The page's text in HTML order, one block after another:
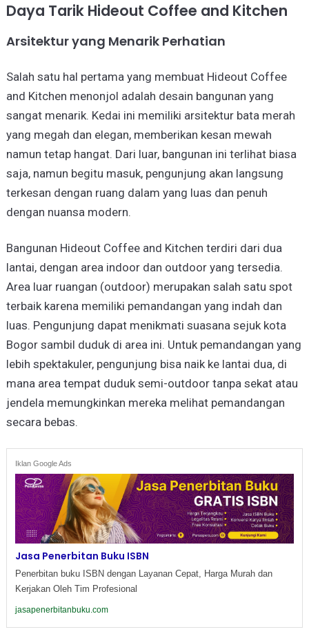
Daya Tarik Hideout Coffee and Kitchen
Arsitektur yang Menarik Perhatian
Salah satu hal pertama yang membuat Hideout Coffee
and Kitchen menonjol adalah desain bangunan yang
sangat menarik. Kedai ini memiliki arsitektur bata merah
yang megah dan elegan, memberikan kesan mewah
namun tetap hangat. Dari luar, bangunan ini terlihat biasa
saja, namun begitu masuk, pengunjung akan langsung
terkesan dengan ruang dalam yang luas dan penuh
dengan nuansa modern.
Bangunan Hideout Coffee and Kitchen terdiri dari dua
lantai, dengan area indoor dan outdoor yang tersedia.
Area luar ruangan (outdoor) merupakan salah satu spot
terbaik karena memiliki pemandangan yang indah dan
luas. Pengunjung dapat menikmati suasana sejuk kota
Bogor sambil duduk di area ini. Untuk pemandangan yang
lebih spektakuler, pengunjung bisa naik ke lantai dua, di
mana area tempat duduk semi-outdoor tanpa sekat atau
jendela memungkinkan mereka melihat pemandangan
secara bebas.
Iklan Google Ads
Jasa Penerbitan Buku ISBN
Penerbitan buku ISBN dengan Layanan Cepat, Harga Murah dan
Kerjakan Oleh Tim Profesional
jasapenerbitanbuku.com